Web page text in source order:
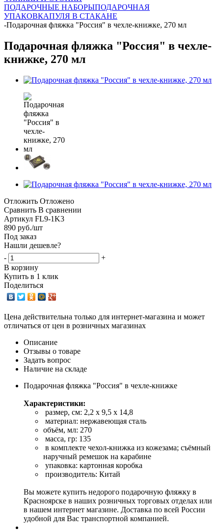
ПОДАРОЧНЫЕ НАБОРЫПОДАРОЧНАЯ
УПАКОВКАПУЛЯ В СТАКАНЕ
-Подарочная фляжка "Россия" в чехле-книжке, 270 мл
Подарочная фляжка "Россия" в чехле-
книжке, 270 мл
Отложить Отложено
Сравнить В сравнении
Артикул FL9-1K3
890 руб./шт
Под заказ
Нашли дешевле?
-
+
В корзину
Купить в 1 клик
Поделиться
Цена действительна только для интернет-магазина и может
отличаться от цен в розничных магазинах
Описание
Отзывы о товаре
Задать вопрос
Наличие на складе
Подарочная фляжка "Россия" в чехле-книжке
Характеристики:
размер, см: 2,2 х 9,5 х 14,8
материал: нержавеющая сталь
объём, мл: 270
масса, гр: 135
в комплекте чехол-книжка из кожезама; съёмный
наручный ремешок на карабине
упаковка: картонная коробка
производитель: Китай
Вы можете купить недорого подарочную фляжку в
Красноярске в наших розничных торговых отделах или
в нашем интернет магазине. Доставка по всей России
удобной для Вас транспортной компанией.